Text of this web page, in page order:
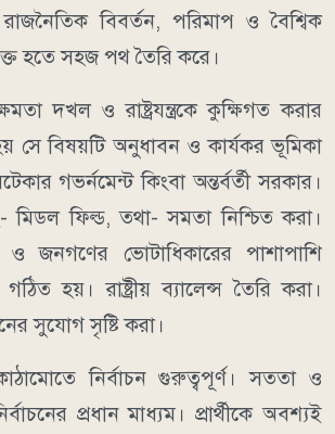
রাজনৈতিক বিবর্তন, পরিমাপ ও বৈশ্বিক
হতে সহজ পথ তৈরি করে।
দখল ও রাষ্ট্রযন্ত্রকে কুক্ষিগত করার
সে বিষয়টি অনুধাবন ও কার্যকর ভূমিকা
গভর্নমেন্ট কিংবা অন্তর্বর্তী সরকার।
মিডল ফিল্ড, তথা- সমতা নিশ্চিত করা।
ভোটাধিকারের পাশাপাশি
হয়। রাষ্ট্রীয় ব্যালেন্স তৈরি করা।
সুযোগ সৃষ্টি করা।
কাঠামোতে নির্বাচন গুরুত্বপূর্ণ। সততা ও
প্রধান মাধ্যম। প্রার্থীকে অবশ্যই